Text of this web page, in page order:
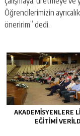
Öğrencilerimizin
öneririm” dedi.
AKADEMİSYENLERE
EĞİTİMİ